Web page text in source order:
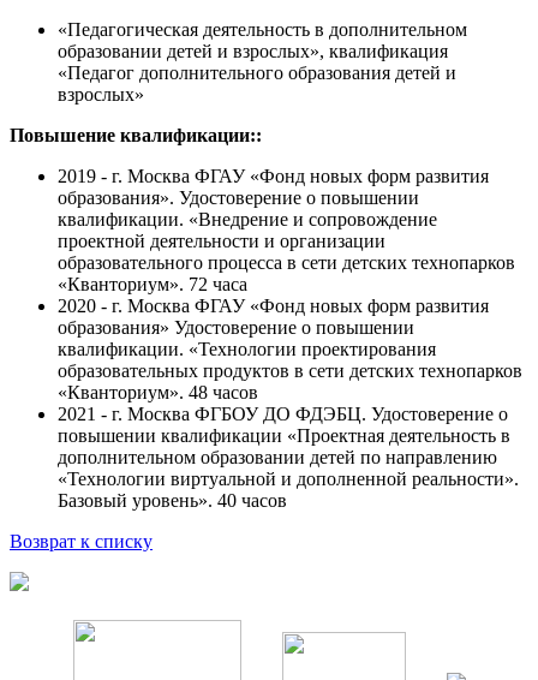
«Педагогическая деятельность в дополнительном
образовании детей и взрослых», квалификация
«Педагог дополнительного образования детей и
взрослых»
Повышение квалификации::
2019 - г. Москва ФГАУ «Фонд новых форм развития
образования». Удостоверение о повышении
квалификации. «Внедрение и сопровождение
проектной деятельности и организации
образовательного процесса в сети детских технопарков
«Кванториум». 72 часа
2020 - г. Москва ФГАУ «Фонд новых форм развития
образования» Удостоверение о повышении
квалификации. «Технологии проектирования
образовательных продуктов в сети детских технопарков
«Кванториум». 48 часов
2021 - г. Москва ФГБОУ ДО ФДЭБЦ. Удостоверение о
повышении квалификации «Проектная деятельность в
дополнительном образовании детей по направлению
«Технологии виртуальной и дополненной реальности».
Базовый уровень». 40 часов
Возврат к списку